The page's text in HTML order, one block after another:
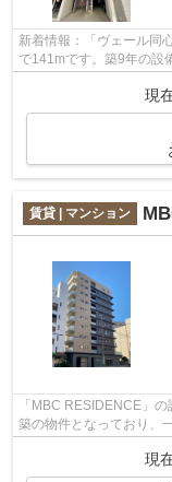
新着情報：「ヴェール同
で141mです。築9年の設
現
賃貸 | マンション
「MBC RESIDENCE」
築の物件となっており、
分の距離に立地する物件
現